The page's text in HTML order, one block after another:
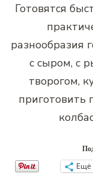
Готовятся
разнообразия
с сыром, с
творогом,
приготовить
Ещё